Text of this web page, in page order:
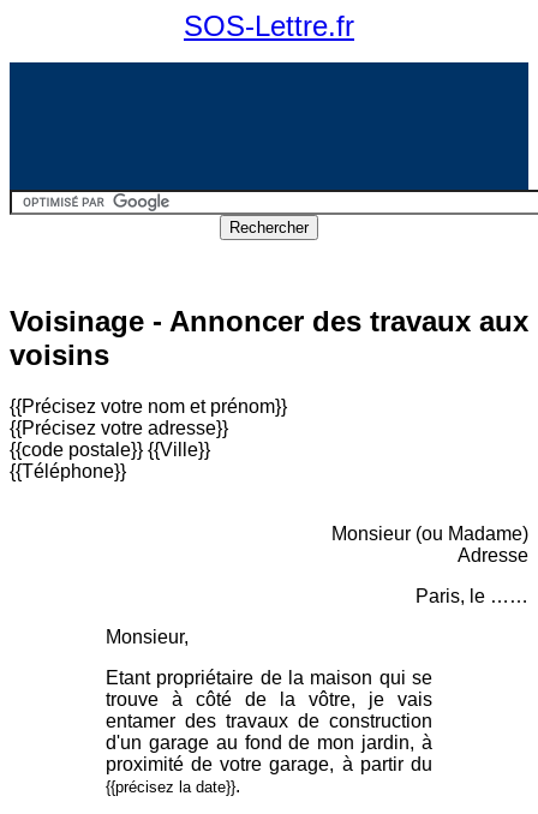
SOS-Lettre.fr
Voisinage - Annoncer des travaux aux
voisins
{{Précisez votre nom et prénom}}
{{Précisez votre adresse}}
{{code postale}} {{Ville}}
{{Téléphone}}
Monsieur (ou Madame)
Adresse
Paris, le ……
Monsieur,
Etant propriétaire de la maison qui se
trouve à côté de la vôtre, je vais
entamer des travaux de construction
d'un garage au fond de mon jardin, à
proximité de votre garage, à partir du
{{précisez la date}}.